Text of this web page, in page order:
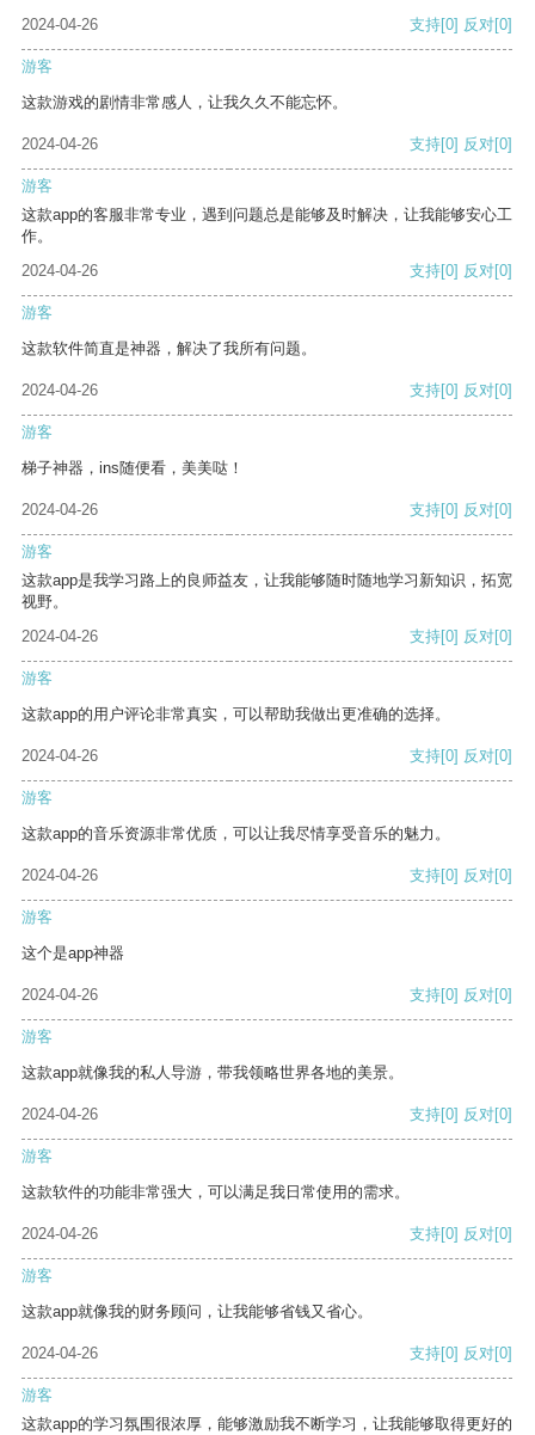
2024-04-26 支持[0] 反对[0]
游客
这款游戏的剧情非常感人，让我久久不能忘怀。
2024-04-26 支持[0] 反对[0]
游客
这款app的客服非常专业，遇到问题总是能够及时解决，让我能够安心工
作。
2024-04-26
支持[0] 反对[0]
游客
这款软件简直是神器，解决了我所有问题。
2024-04-26 支持[0] 反对[0]
游客
梯子神器，ins随便看，美美哒！
2024-04-26 支持[0] 反对[0]
游客
这款app是我学习路上的良师益友，让我能够随时随地学习新知识，拓宽
视野。
2024-04-26
支持[0] 反对[0]
游客
这款app的用户评论非常真实，可以帮助我做出更准确的选择。
2024-04-26 支持[0] 反对[0]
游客
这款app的音乐资源非常优质，可以让我尽情享受音乐的魅力。
2024-04-26 支持[0] 反对[0]
游客
这个是app神器
2024-04-26 支持[0] 反对[0]
游客
这款app就像我的私人导游，带我领略世界各地的美景。
2024-04-26 支持[0] 反对[0]
游客
这款软件的功能非常强大，可以满足我日常使用的需求。
2024-04-26 支持[0] 反对[0]
游客
这款app就像我的财务顾问，让我能够省钱又省心。
2024-04-26 支持[0] 反对[0]
游客
这款app的学习氛围很浓厚，能够激励我不断学习，让我能够取得更好的